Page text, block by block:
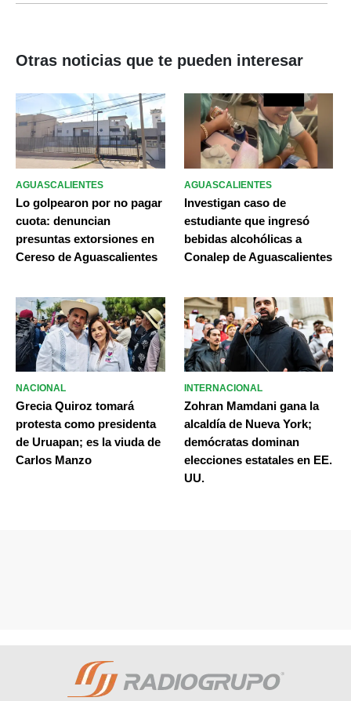
Otras noticias que te pueden interesar
AGUASCALIENTES
Lo golpearon por no pagar
cuota: denuncian
presuntas extorsiones en
Cereso de Aguascalientes
AGUASCALIENTES
Investigan caso de
estudiante que ingresó
bebidas alcohólicas a
Conalep de Aguascalientes
NACIONAL
Grecia Quiroz tomará
protesta como presidenta
de Uruapan; es la viuda de
Carlos Manzo
INTERNACIONAL
Zohran Mamdani gana la
alcaldía de Nueva York;
demócratas dominan
elecciones estatales en EE.
UU.